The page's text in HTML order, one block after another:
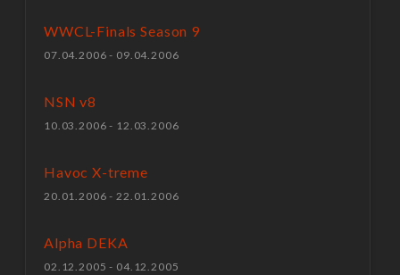
WWCL-Finals Season 9
07.04.2006 - 09.04.2006
NSN v8
10.03.2006 - 12.03.2006
Havoc X-treme
20.01.2006 - 22.01.2006
Alpha DEKA
02.12.2005 - 04.12.2005